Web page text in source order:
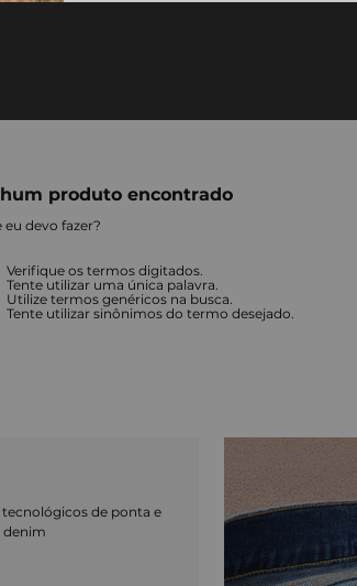
produto encontrado
eu devo fazer?
Verifique os termos digitados.
Tente utilizar uma única palavra.
Utilize termos genéricos na busca.
Tente utilizar sinônimos do termo desejado.
de ponta e
denim